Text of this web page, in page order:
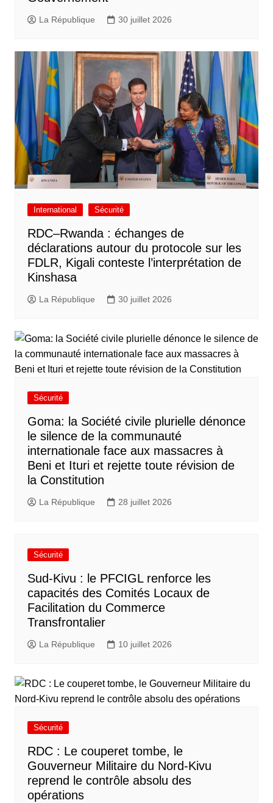
La République 30 juillet 2026
International Sécurité
RDC–Rwanda : échanges de
déclarations autour du protocole sur les
FDLR, Kigali conteste l’interprétation de
Kinshasa
La République 30 juillet 2026
Sécurité
Goma: la Société civile plurielle dénonce
le silence de la communauté
internationale face aux massacres à
Beni et Ituri et rejette toute révision de
la Constitution
La République 28 juillet 2026
Sécurité
Sud-Kivu : le PFCIGL renforce les
capacités des Comités Locaux de
Facilitation du Commerce
Transfrontalier
La République 10 juillet 2026
Sécurité
RDC : Le couperet tombe, le
Gouverneur Militaire du Nord-Kivu
reprend le contrôle absolu des
opérations